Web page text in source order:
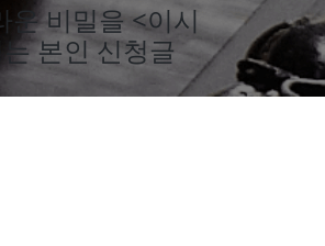
운 비밀을 <이시
본인 신청글